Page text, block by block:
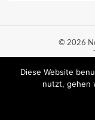
© 2026
Start
Diese Website
nutzt, gehen